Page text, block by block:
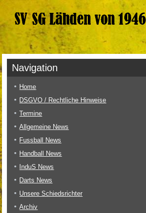
Navigation
Home
DSGVO / Rechtliche Hinweise
Termine
Allgemeine News
Fussball News
Handball News
InduS News
Darts News
Unsere Schiedsrichter
Archiv